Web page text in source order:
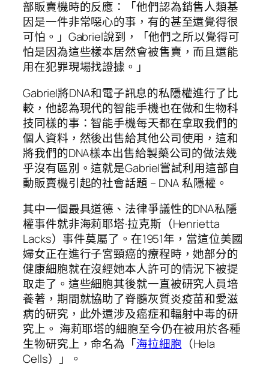
部販賣機時的反應：「他們認為銷售人類基
因是一件非常噁心的事，有的甚至還覺得很
可怕。」Gabriel說到，「他們之所以覺得可
怕是因為這些樣本居然會被售賣，而且還能
用在犯罪現場找證據。」
Gabriel將DNA和電子訊息的私隱權進行了比
較，他認為現代的智能手機也在做和生物科
技同樣的事：智能手機每天都在拿取我們的
個人資料，然後出售給其他公司使用，這和
將我們的DNA樣本出售給製藥公司的做法幾
乎沒有區別。這就是Gabriel嘗試利用這部自
動販賣機引起的社會話題 – DNA 私隱權。
其中一個最具道德、法律爭議性的DNA私隱
權事件就非海莉耶塔·拉克斯（Henrietta
Lacks）事件莫屬了。在1951年，當這位美國
婦女正在進行子宮頸癌的療程時，她部分的
健康細胞就在沒經她本人許可的情況下被提
取走了。這些細胞其後就一直被研究人員培
養著，期間就協助了脊髓灰質炎疫苗和愛滋
病的研究，此外還涉及癌症和輻射中毒的研
究上。 海莉耶塔的細胞至今仍在被用於各種
生物研究上，命名為「海拉細胞 （Hela
Cells）」。